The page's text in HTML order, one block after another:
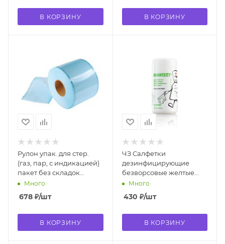
В КОРЗИНУ В КОРЗИНУ
Рулон упак. для стер.
(газ, пар, с индикацией)
пакет без складок
EuroType / Евротайп 50
мм * 200 м
Много
678 ₽/шт
В КОРЗИНУ
ЧЗ Салфетки
дезинфицирующие
безворсовые желтые
"Авансепт" (70 шт. в
полимерной банке)
ВИТА-ПУЛ
Много
430 ₽/шт
В КОРЗИНУ